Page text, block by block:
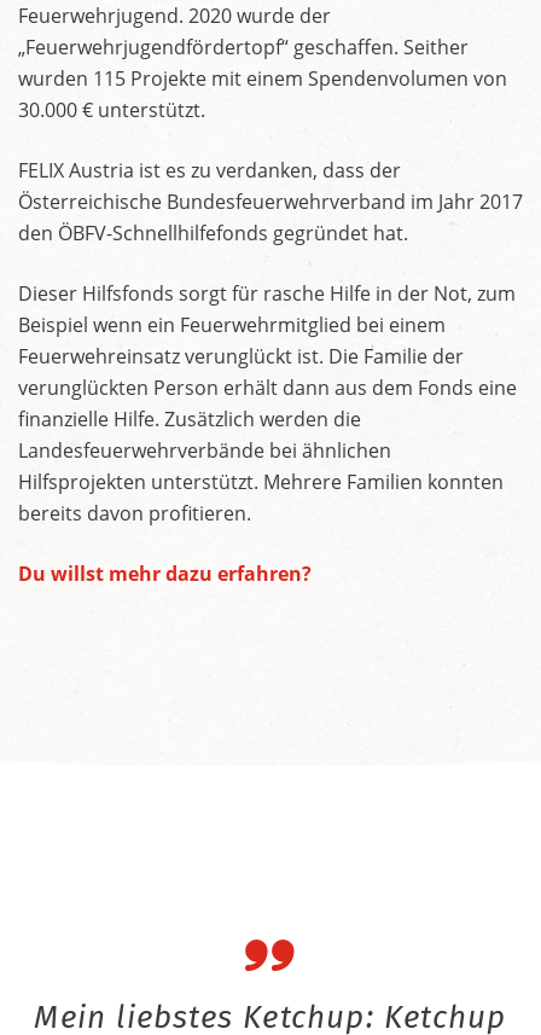
Feuerwehrjugend. 2020 wurde der
„Feuerwehrjugendfördertopf“ geschaffen. Seither
wurden 115 Projekte mit einem Spendenvolumen von
30.000 € unterstützt.
FELIX Austria ist es zu verdanken, dass der
Österreichische Bundesfeuerwehrverband im Jahr 2017
den ÖBFV-Schnellhilfefonds gegründet hat.
Dieser Hilfsfonds sorgt für rasche Hilfe in der Not, zum
Beispiel wenn ein Feuerwehrmitglied bei einem
Feuerwehreinsatz verunglückt ist. Die Familie der
verunglückten Person erhält dann aus dem Fonds eine
finanzielle Hilfe. Zusätzlich werden die
Landesfeuerwehrverbände bei ähnlichen
Hilfsprojekten unterstützt. Mehrere Familien konnten
bereits davon profitieren.
Du willst mehr dazu erfahren?
Mein liebstes Ketchup: Ketchup